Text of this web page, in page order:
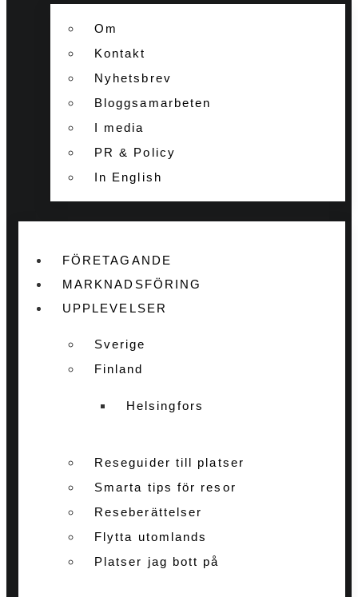
Om
Kontakt
Nyhetsbrev
Bloggsamarbeten
I media
PR & Policy
In English
FÖRETAGANDE
MARKNADSFÖRING
UPPLEVELSER
Sverige
Finland
Helsingfors
Reseguider till platser
Smarta tips för resor
Reseberättelser
Flytta utomlands
Platser jag bott på